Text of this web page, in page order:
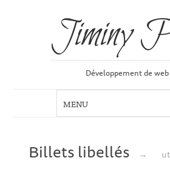
Jiminy
Développement de web
Billets libellés →